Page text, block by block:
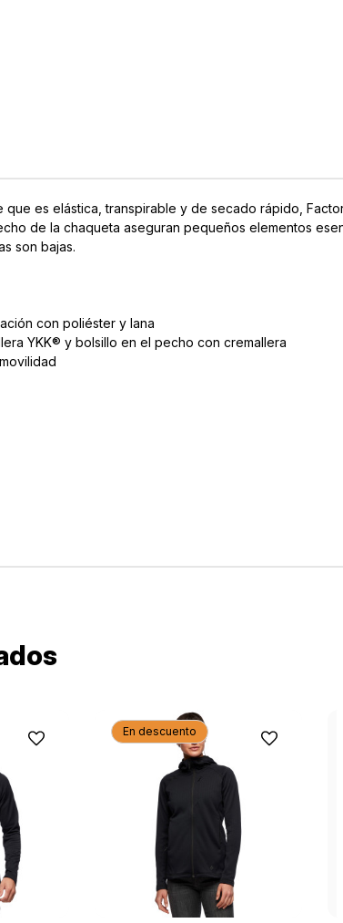
es elástica, transpirable y de secado rápido,
de la chaqueta aseguran pequeños elementos
son bajas.
con poliéster y lana
YKK® y bolsillo en el pecho con cremallera
En descuento